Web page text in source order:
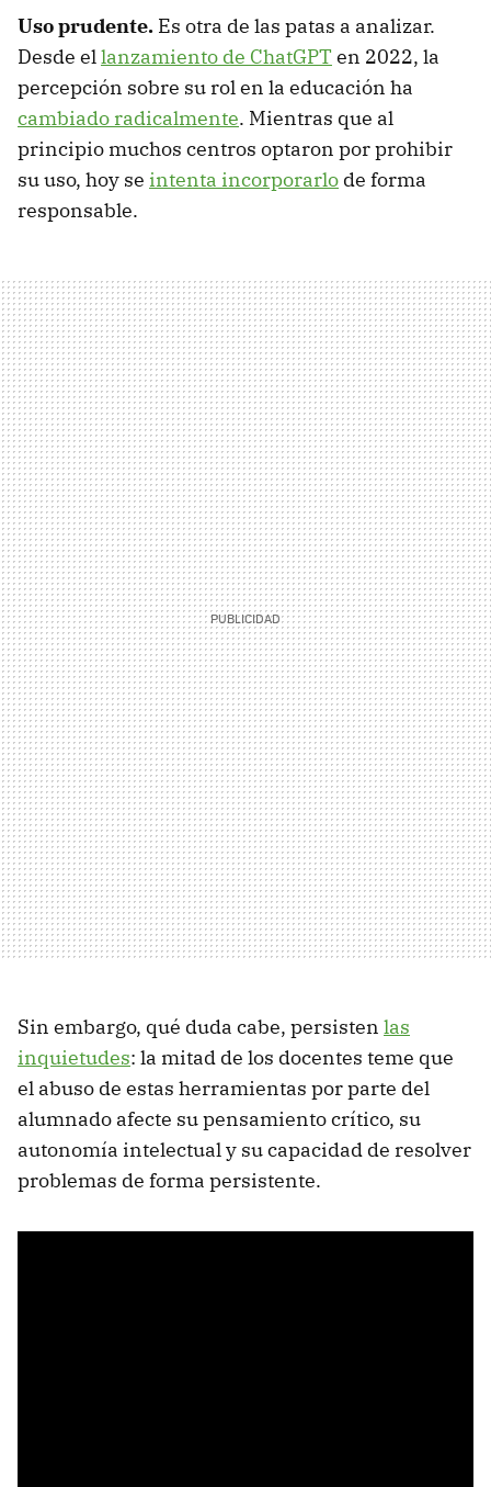
Uso prudente. Es otra de las patas a analizar.
Desde ellanzamiento de ChatGPT en 2022, la
percepción sobre su rol en la educación ha
cambiado radicalmente. Mientras que al
principio muchos centros optaron por prohibir
su uso, hoy se intenta incorporarlo de forma
responsable.
Sin embargo, qué duda cabe, persisten las
inquietudes: la mitad de los docentes teme que
el abuso de estas herramientas por parte del
alumnado afecte su pensamiento crítico, su
autonomía intelectual y su capacidad de resolver
problemas de forma persistente.